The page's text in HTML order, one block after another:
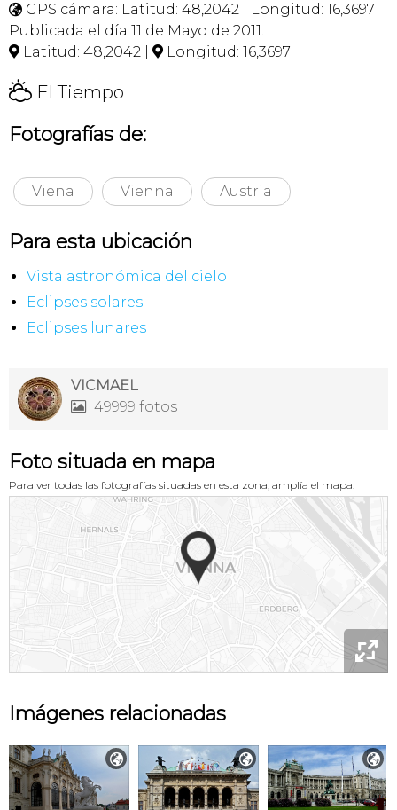
 GPS cámara: Latitud: 48,2042 | Longitud: 16,3697
Publicada el día 11 de Mayo de 2011.
 Latitud: 48,2042 |  Longitud: 16,3697
H El Tiempo
Fotografías de:
Viena Vienna Austria
Para esta ubicación
Vista astronómica del cielo
Eclipses solares
Eclipses lunares
VICMAEL
 49999 fotos
Foto situada en mapa
Para ver todas las fotografías situadas en esta zona, amplía el mapa.

Imágenes relacionadas
  